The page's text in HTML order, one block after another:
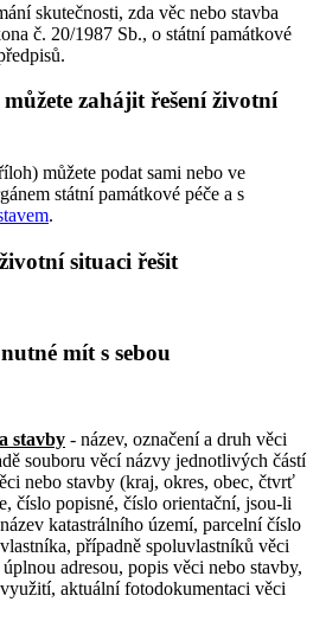
skutečnosti, zda věc nebo stavba
č. 20/1987 Sb., o státní památkové
zahájit řešení životní
můžete podat sami nebo ve
státní památkové péče a s
.
situaci řešit
mít s sebou
stavby - název, označení a druh věci
souboru věcí názvy jednotlivých částí
nebo stavby (kraj, okres, obec, čtvrť
číslo popisné, číslo orientační, jsou-li
katastrálního území, parcelní číslo
případně spoluvlastníků věci
adresou, popis věci nebo stavby,
aktuální fotodokumentaci věci